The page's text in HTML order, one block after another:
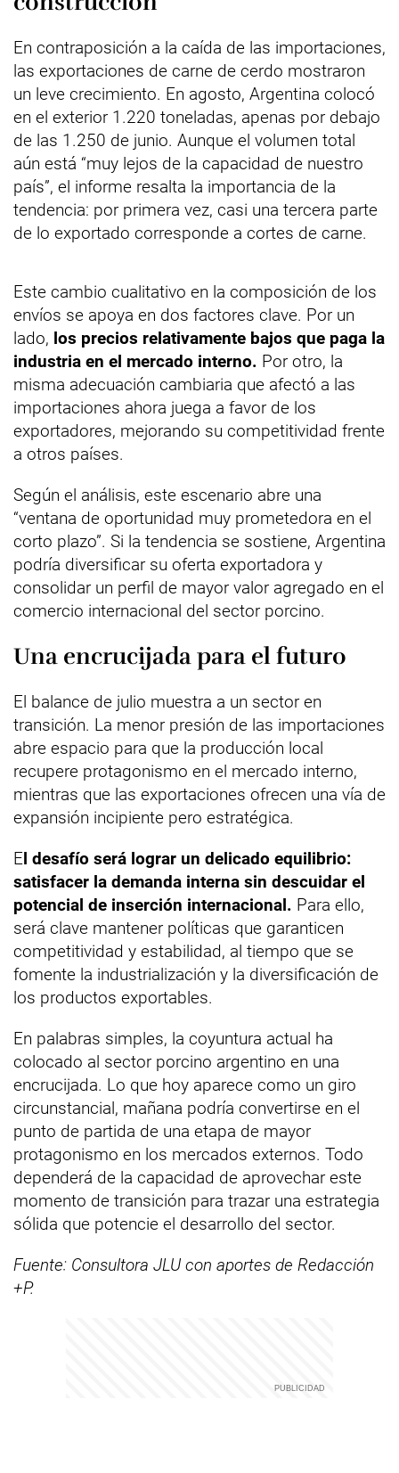
En contraposición a la caída de las importaciones,
las exportaciones de carne de cerdo mostraron
un leve crecimiento. En agosto, Argentina colocó
en el exterior 1.220 toneladas, apenas por debajo
de las 1.250 de junio. Aunque el volumen total
aún está “muy lejos de la capacidad de nuestro
país”, el informe resalta la importancia de la
tendencia: por primera vez, casi una tercera parte
de lo exportado corresponde a cortes de carne.
Este cambio cualitativo en la composición de los
envíos se apoya en dos factores clave. Por un
lado, los precios relativamente bajos que paga la
industria en el mercado interno. Por otro, la
misma adecuación cambiaria que afectó a las
importaciones ahora juega a favor de los
exportadores, mejorando su competitividad frente
a otros países.
Según el análisis, este escenario abre una
“ventana de oportunidad muy prometedora en el
corto plazo”. Si la tendencia se sostiene, Argentina
podría diversificar su oferta exportadora y
consolidar un perfil de mayor valor agregado en el
comercio internacional del sector porcino.
Una encrucijada para el futuro
El balance de julio muestra a un sector en
transición. La menor presión de las importaciones
abre espacio para que la producción local
recupere protagonismo en el mercado interno,
mientras que las exportaciones ofrecen una vía de
expansión incipiente pero estratégica.
El desafío será lograr un delicado equilibrio:
satisfacer la demanda interna sin descuidar el
potencial de inserción internacional. Para ello,
será clave mantener políticas que garanticen
competitividad y estabilidad, al tiempo que se
fomente la industrialización y la diversificación de
los productos exportables.
En palabras simples, la coyuntura actual ha
colocado al sector porcino argentino en una
encrucijada. Lo que hoy aparece como un giro
circunstancial, mañana podría convertirse en el
punto de partida de una etapa de mayor
protagonismo en los mercados externos. Todo
dependerá de la capacidad de aprovechar este
momento de transición para trazar una estrategia
sólida que potencie el desarrollo del sector.
Fuente: Consultora JLU con aportes de Redacción
+P.